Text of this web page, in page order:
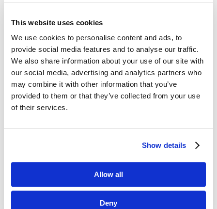
This website uses cookies
We use cookies to personalise content and ads, to
provide social media features and to analyse our traffic.
We also share information about your use of our site with
our social media, advertising and analytics partners who
may combine it with other information that you’ve
provided to them or that they’ve collected from your use
of their services.
Show details
Allow all
Deny
Dane kontaktowe
questus